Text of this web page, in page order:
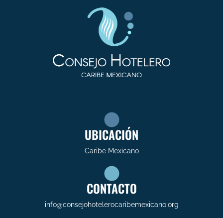
UBICACIÓN
Caribe Mexicano
CONTACTO
info@consejohotelerocaribemexicano.org